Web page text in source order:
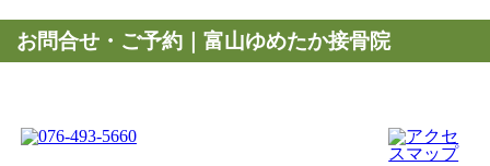
お問合せ・ご予約｜富山ゆめたか接骨院